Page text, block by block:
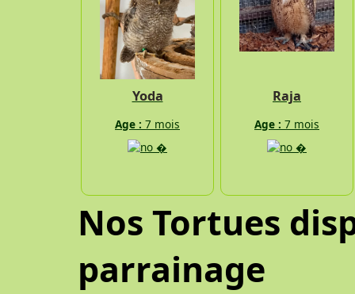
Yoda
Age : 7 mois
Raja
Age : 7 mois
Nos Tortues
parrainage